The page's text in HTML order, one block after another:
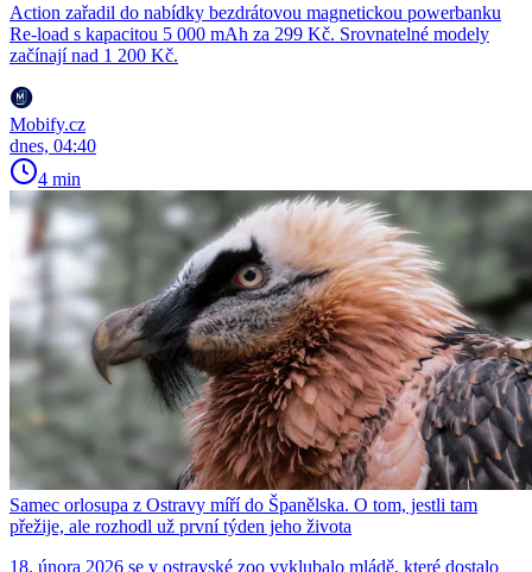
Action zařadil do nabídky bezdrátovou magnetickou powerbanku
Re-load s kapacitou 5 000 mAh za 299 Kč. Srovnatelné modely
začínají nad 1 200 Kč.
Mobify.cz
dnes, 04:40
4 min
Samec orlosupa z Ostravy míří do Španělska. O tom, jestli tam
přežije, ale rozhodl už první týden jeho života
18. února 2026 se v ostravské zoo vyklubalo mládě, které dostalo